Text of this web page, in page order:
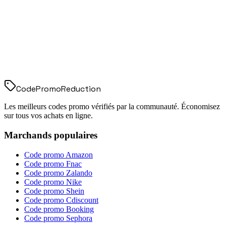
CodePromoReduction
Les meilleurs codes promo vérifiés par la communauté. Économisez
sur tous vos achats en ligne.
Marchands populaires
Code promo Amazon
Code promo Fnac
Code promo Zalando
Code promo Nike
Code promo Shein
Code promo Cdiscount
Code promo Booking
Code promo Sephora